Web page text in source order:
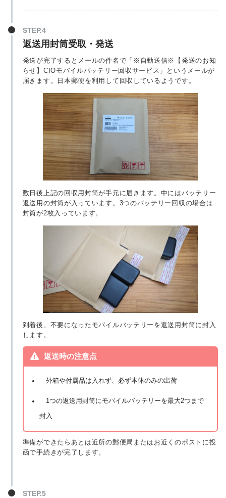
返送用封筒受取・発送
発送が完了するとメールの件名で「※自動送信※【発送のお知
らせ】CIOモバイルバッテリー回収サービス」というメールが
届きます。日本郵便を利用して回収しているようです。
数日後上記の回収用封筒が手元に届きます。中にはバッテリー
返送用の封筒が入っています。3つのバッテリー回収の場合は
封筒が2枚入っています。
到着後、不要になったモバイルバッテリーを返送用封筒に封入
します。
返送時の注意点
外箱や付属品は入れず、必ず本体のみの出荷
1つの返送用封筒にモバイルバッテリーを最大2つまで
封入
準備ができたらあとは近所の郵便局またはお近くのポストに投
函で手続きが完了します。